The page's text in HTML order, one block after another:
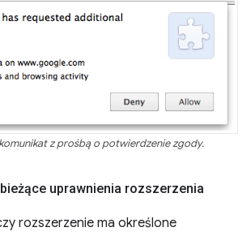
z prośbą o potwierdzenie zgody.
uprawnienia rozszerzenia
rozszerzenie ma określone